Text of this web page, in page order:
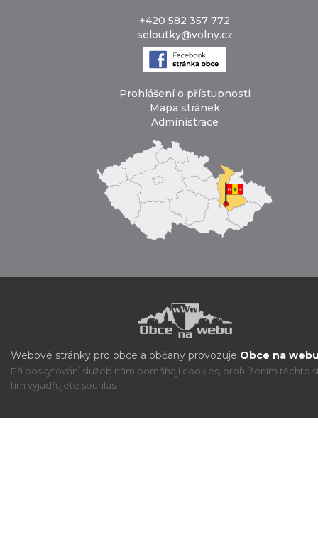
+420 582 357 772
seloutky@volny.cz
Prohlášení o přístupnosti
Mapa stránek
Administrace
Webové stránky pro obce a občany provozuje Obce na
Při poskytování služeb nám pomáhají cookies, prohlížením těchto
tím vyjadřujete souhlas.